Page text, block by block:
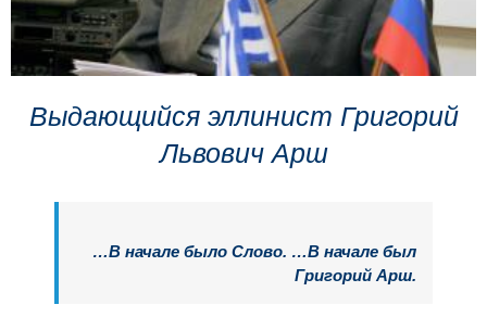
Выдающийся эллинист Григорий
Львович Арш
…В начале было Слово. …В начале был
Григорий Арш.